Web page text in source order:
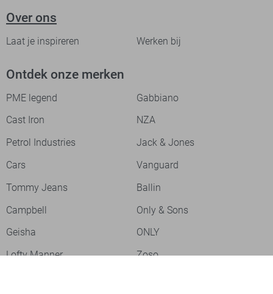
Over ons
Laat je inspireren Werken bij
Ontdek onze merken
PME legend
Gabbiano
Cast Iron
NZA
Petrol Industries
Jack & Jones
Cars
Vanguard
Tommy Jeans
Ballin
Campbell
Only & Sons
Geisha
ONLY
Lofty Manner
Zoso